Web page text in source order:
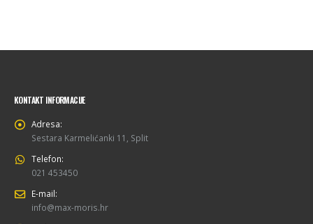
KONTAKT INFORMACIJE
Adresa:
Sestara Karmelićanki 11, Split
Telefon:
021 453450
E-mail:
info@max-moris.hr